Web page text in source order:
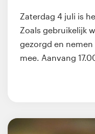
Zaterdag 4 juli is
Zoals gebruikelijk
gezorgd en
mee. Aanvang